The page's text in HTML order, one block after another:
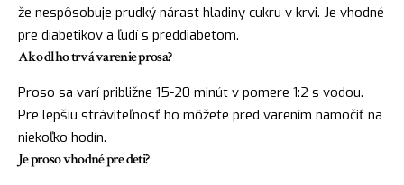
že nespôsobuje prudký nárast hladiny cukru v krvi. Je vhodné
pre diabetikov a ľudí s preddiabetom.
Ako dlho trvá varenie prosa?
Proso sa varí približne 15-20 minút v pomere 1:2 s vodou.
Pre lepšiu stráviteľnosť ho môžete pred varením namočiť na
niekoľko hodín.
Je proso vhodné pre deti?